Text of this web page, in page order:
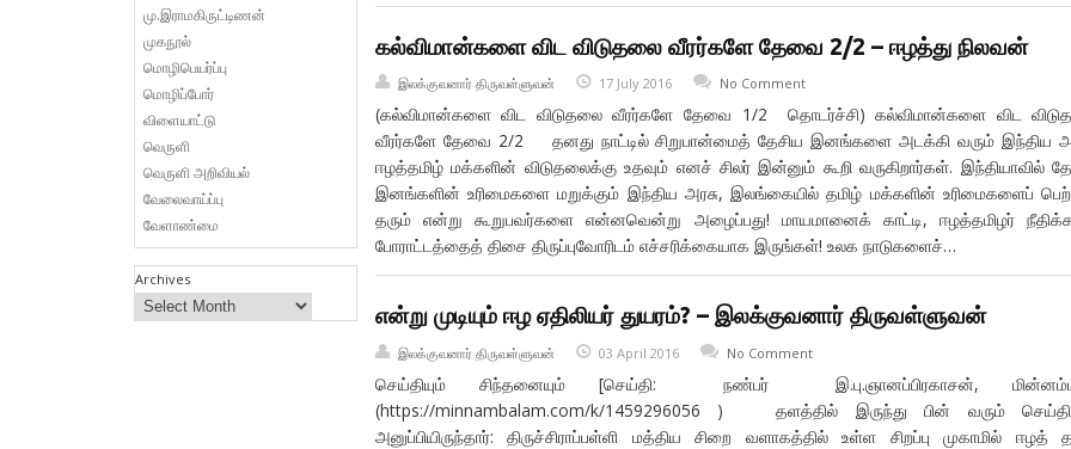
கல்விமான்களை விட விடுதலை வீரர்களே தேவை 2/2 – ஈழத்து நிலவன்
இலக்குவனார் திருவள்ளுவன் 17 July 2016 No Comment
(கல்விமான்களை விட விடுதலை வீரர்களே தேவை 1/2 தொடர்ச்சி) கல்விமான்களை விட
வீரர்களே தேவை 2/2 தனது நாட்டில் சிறுபான்மைத் தேசிய இனங்களை அடக்கி வரும் இந்திய
ஈழத்தமிழ் மக்களின் விடுதலைக்கு உதவும் எனச் சிலர் இன்னும் கூறி வருகிறார்கள். இந்தியாவில்
இனங்களின் உரிமைகளை மறுக்கும் இந்திய அரசு, இலங்கையில் தமிழ் மக்களின் உரிமைகளைப்
தரும் என்று கூறுபவர்களை என்னவென்று அழைப்பது! மாயமானைக் காட்டி, ஈழத்தமிழர்
போராட்டத்தைத் திசை திருப்புவோரிடம் எச்சரிக்கையாக இருங்கள்! உலக நாடுகளைச்…
என்று முடியும் ஈழ ஏதிலியர் துயரம்? – இலக்குவனார் திருவள்ளுவன்
இலக்குவனார் திருவள்ளுவன் 03 April 2016 No Comment
செய்தியும் சிந்தனையும் [செய்தி: நண்பர் இ.பு.ஞானப்பிரகாசன்,
(https://minnambalam.com/k/1459296056 ) தளத்தில் இருந்து பின் வரும்
அனுப்பியிருந்தார்: திருச்சிராப்பள்ளி மத்திய சிறை வளாகத்தில் உள்ள சிறப்பு முகாமில் ஈழத்
மு.இராமகிருட்டிணன்
முகநூல்
மொழிபெயர்ப்பு
மொழிப்போர்
விளையாட்டு
வெருளி
வெருளி அறிவியல்
வேலைவாய்ப்பு
வேளாண்மை
Archives